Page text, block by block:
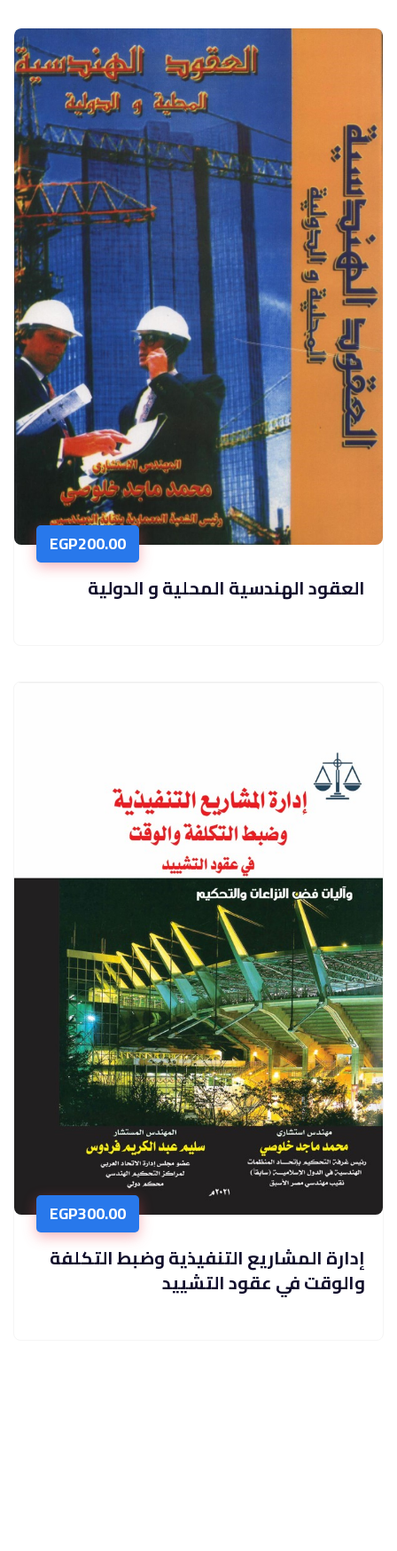
EGP200.00
العقود الهندسية المحلية و الدولية
EGP300.00
إدارة المشاريع التنفيذية وضبط التكلفة
والوقت في عقود التشييد